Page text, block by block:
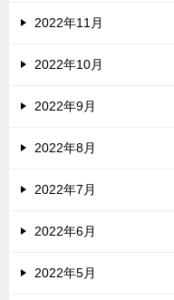
2022年11月
2022年10月
2022年9月
2022年8月
2022年7月
2022年6月
2022年5月